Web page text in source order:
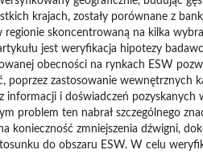
krajach, zostały porównane z
regionie skoncentrowaną na kilka
jest weryfikacja hipotezy
obecności na rynkach ESW
poprzez zastosowanie wewnętrznych
informacji i doświadczeń
problem ten nabrał szczególnego
konieczność zmniejszenia dźwigni,
do obszaru ESW. W celu